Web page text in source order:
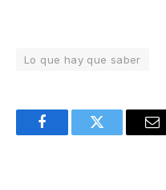
Lo que hay que saber
FacebookTwitter